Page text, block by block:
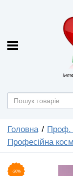
Головна
Проф.
Професійна
-20%